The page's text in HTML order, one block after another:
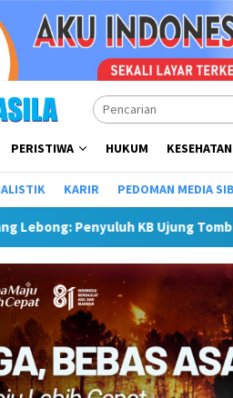
PERISTIWA HUKUM KESEHATAN
KARIR PEDOMAN MEDIA
Sekda Pimpin